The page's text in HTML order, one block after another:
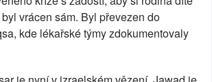
vrácen sám. Byl převezen do
kde lékařské týmy zdokumentovaly